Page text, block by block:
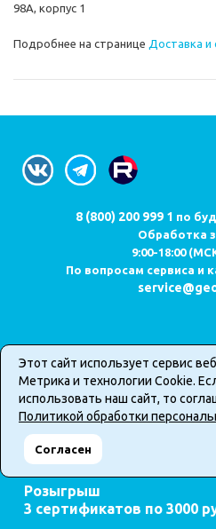
Розыгрыш
3 сертификатов по 3000
98А, корпус 1
Подробнее на странице Доставка и
8 (800) 200 999 1 по
Обработка
9:00-18:00
По вопросам сервиса и
Карта сайта
Публичная оферта о продаже
Политика обработки
2026 © Все права защищены.
законом об авторских правах.
Этот сайт использует сервис
Метрика и технологии Cookie.
использовать наш сайт, то
Политикой обработки
Согласен